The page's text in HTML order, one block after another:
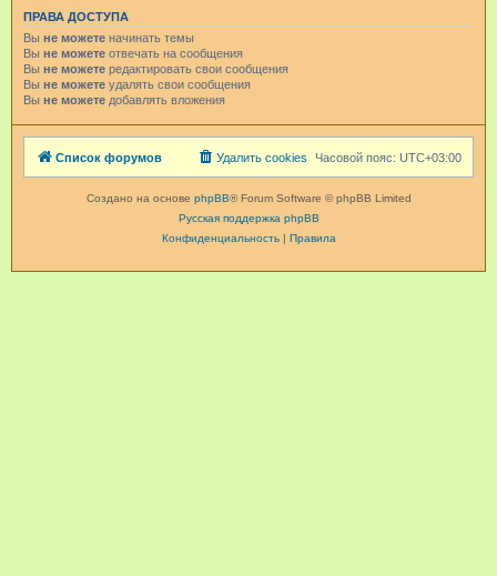
ПРАВА ДОСТУПА
Вы не можете начинать темы
Вы не можете отвечать на сообщения
Вы не можете редактировать свои сообщения
Вы не можете удалять свои сообщения
Вы не можете добавлять вложения
Список форумов Часовой пояс: UTC+03:00
Удалить cookies
Создано на основе phpBB® Forum Software © phpBB Limited
Русская поддержка phpBB
Конфиденциальность| Правила